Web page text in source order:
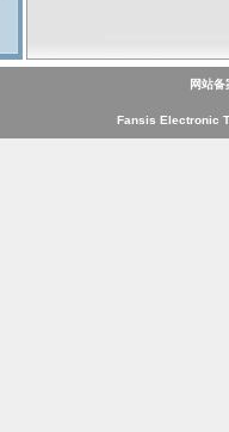
网站
Fansis Electronic